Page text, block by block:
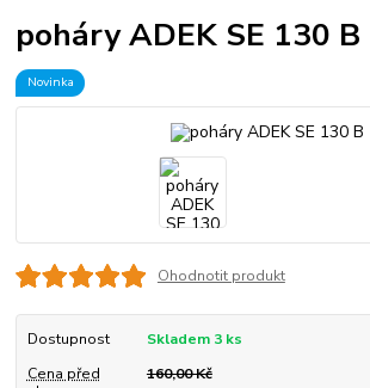
poháry ADEK SE 130 B
Novinka
Ohodnotit produkt
Dostupnost
Skladem 3 ks
Cena před
160,00 Kč